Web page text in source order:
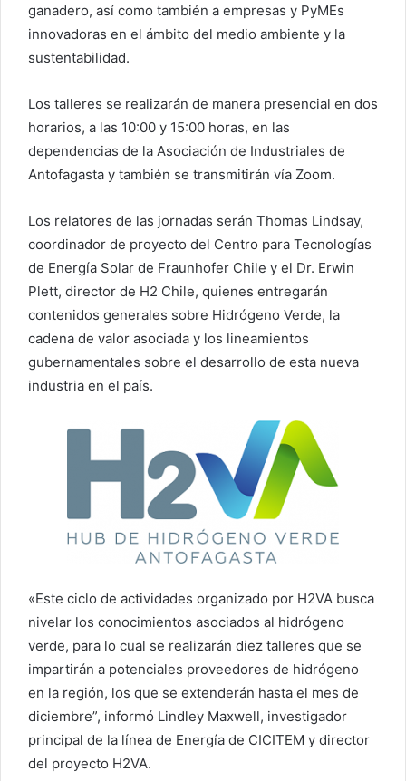
ganadero, así como también a empresas y PyMEs
innovadoras en el ámbito del medio ambiente y la
sustentabilidad.
Los talleres se realizarán de manera presencial en dos
horarios, a las 10:00 y 15:00 horas, en las
dependencias de la Asociación de Industriales de
Antofagasta y también se transmitirán vía Zoom.
Los relatores de las jornadas serán Thomas Lindsay,
coordinador de proyecto del Centro para Tecnologías
de Energía Solar de Fraunhofer Chile y el Dr. Erwin
Plett, director de H2 Chile, quienes entregarán
contenidos generales sobre Hidrógeno Verde, la
cadena de valor asociada y los lineamientos
gubernamentales sobre el desarrollo de esta nueva
industria en el país.
«Este ciclo de actividades organizado por H2VA busca
nivelar los conocimientos asociados al hidrógeno
verde, para lo cual se realizarán diez talleres que se
impartirán a potenciales proveedores de hidrógeno
en la región, los que se extenderán hasta el mes de
diciembre”, informó Lindley Maxwell, investigador
principal de la línea de Energía de CICITEM y director
del proyecto H2VA.